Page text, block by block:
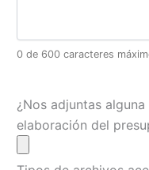
0 de 600 caracteres
Archivo
¿Nos adjuntas
elaboración del